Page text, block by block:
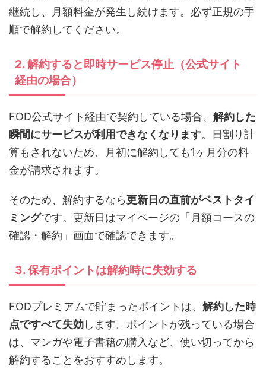
継続し、月額料金が発生し続けます。必ず正規の手
順で解約してください。
2. 解約すると即時サービス停止（公式サイト
経由の場合）
FOD公式サイト経由で契約している場合、 解約した
瞬間にサービスが利用できなくなります。日割り計
算もされないため、月初に解約しても1ヶ月分の料
金が請求されます。
そのため、解約するなら更新日の直前がベストタイ
ミングです。更新日はマイページの「月額コースの
確認・解約」画面で確認できます。
3. 保有ポイントは解約時に失効する
FODプレミアムで貯まったポイントは、 解約した時
点ですべて失効します。ポイントが残っている場合
は、マンガや電子書籍の購入など、使い切ってから
解約することをおすすめします。